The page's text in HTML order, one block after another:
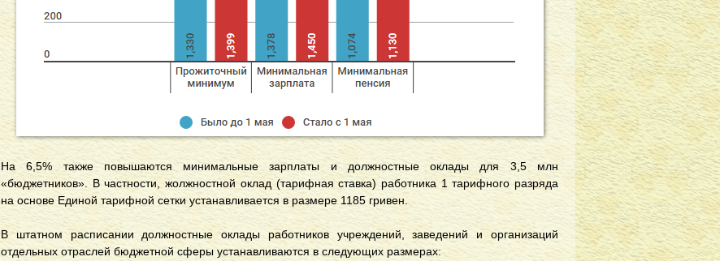
На 6,5% также повышаются минимальные зарплаты и должностные оклады для 3,5 млн
«бюджетников». В частности, жолжностной оклад (тарифная ставка) работника 1 тарифного разряда
на основе Единой тарифной сетки устанавливается в размере 1185 гривен.
В штатном расписании должностные оклады работников учреждений, заведений и организаций
отдельных отраслей бюджетной сферы устанавливаются в следующих размерах: